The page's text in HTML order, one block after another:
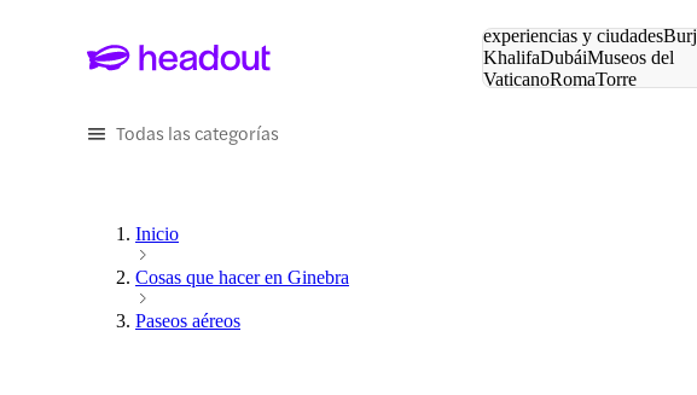
experiencias y ciudadesBurj
KhalifaDubáiMuseos del
VaticanoRomaTorre
Todas las categorías
Inicio
Cosas que hacer en Ginebra
Paseos aéreos